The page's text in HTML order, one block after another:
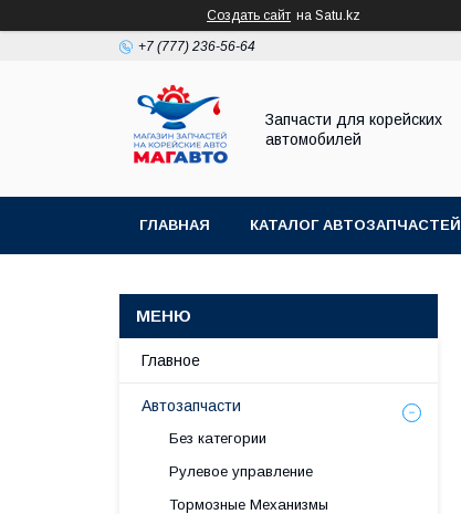
Создать сайт на Satu.kz
+7 (777) 236-56-64
Запчасти для корейских
автомобилей
ГЛАВНАЯ КАТАЛОГ АВТОЗАПЧАСТЕЙ
Главное
Автозапчасти
Без категории
Рулевое управление
Тормозные Механизмы